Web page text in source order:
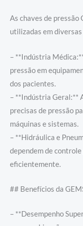
As chaves de
utilizadas em
– **Indústria
pressão em
dos pacientes.
– **Indústria Geral:**
precisas de pressão
máquinas e sistemas.
– **Hidráulica e
dependem de
eficientemente.
## Benefícios da
– **Desempenho